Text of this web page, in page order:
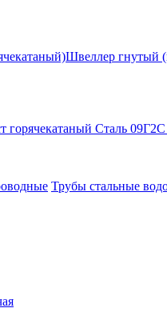
Швеллер гнутый
горячекатаный Сталь 09Г2С
Трубы стальные